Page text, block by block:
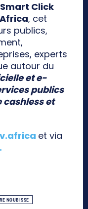
Smart Click
, cet
publics,
experts
autour du
et e-
publics
cashless et
et via
.
NOUBISSE